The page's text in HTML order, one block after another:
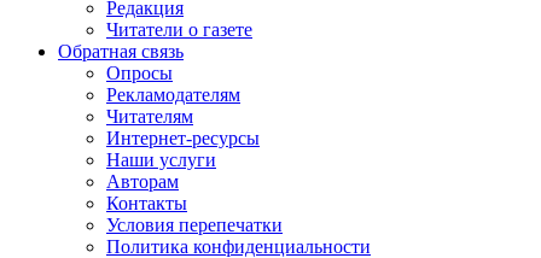
Редакция
Читатели о газете
Обратная связь
Опросы
Рекламодателям
Читателям
Интернет-ресурсы
Наши услуги
Авторам
Контакты
Условия перепечатки
Политика конфиденциальности